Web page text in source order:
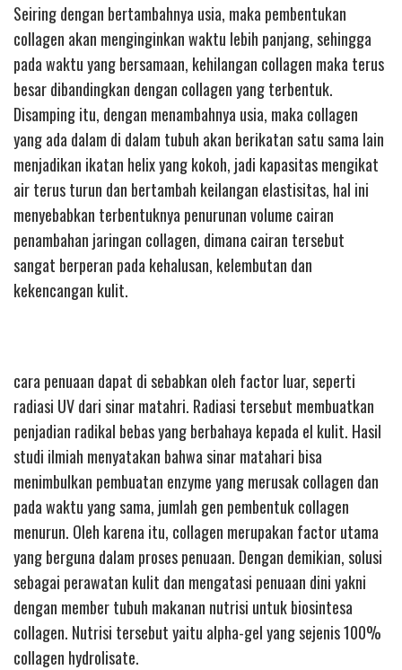
Seiring dengan bertambahnya usia, maka pembentukan
collagen akan menginginkan waktu lebih panjang, sehingga
pada waktu yang bersamaan, kehilangan collagen maka terus
besar dibandingkan dengan collagen yang terbentuk.
Disamping itu, dengan menambahnya usia, maka collagen
yang ada dalam di dalam tubuh akan berikatan satu sama lain
menjadikan ikatan helix yang kokoh, jadi kapasitas mengikat
air terus turun dan bertambah keilangan elastisitas, hal ini
menyebabkan terbentuknya penurunan volume cairan
penambahan jaringan collagen, dimana cairan tersebut
sangat berperan pada kehalusan, kelembutan dan
kekencangan kulit.
cara penuaan dapat di sebabkan oleh factor luar, seperti
radiasi UV dari sinar matahri. Radiasi tersebut membuatkan
penjadian radikal bebas yang berbahaya kepada el kulit. Hasil
studi ilmiah menyatakan bahwa sinar matahari bisa
menimbulkan pembuatan enzyme yang merusak collagen dan
pada waktu yang sama, jumlah gen pembentuk collagen
menurun. Oleh karena itu, collagen merupakan factor utama
yang berguna dalam proses penuaan. Dengan demikian, solusi
sebagai perawatan kulit dan mengatasi penuaan dini yakni
dengan member tubuh makanan nutrisi untuk biosintesa
collagen. Nutrisi tersebut yaitu alpha-gel yang sejenis 100%
collagen hydrolisate.